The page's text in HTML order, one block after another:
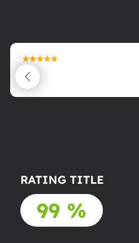
maximální spokojenost
22.06.2025
RATING TITLE
99 %